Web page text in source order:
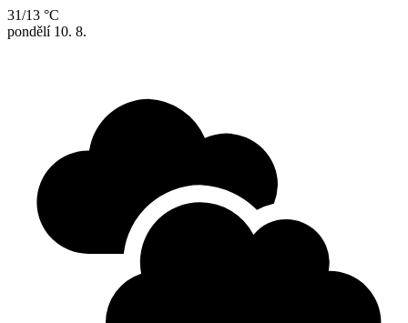
31/13 °C
pondělí 10. 8.